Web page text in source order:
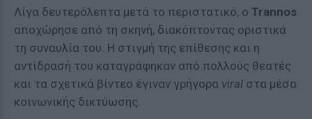
Λίγα δευτερόλεπτα μετά το περιστατικό, ο Trannos
αποχώρησε από τη σκηνή, διακόπτοντας οριστικά
τη συναυλία του. Η στιγμή της επίθεσης και η
αντίδρασή του καταγράφηκαν από πολλούς θεατές
και τα σχετικά βίντεο έγιναν γρήγορα viral στα μέσα
κοινωνικής δικτύωσης.